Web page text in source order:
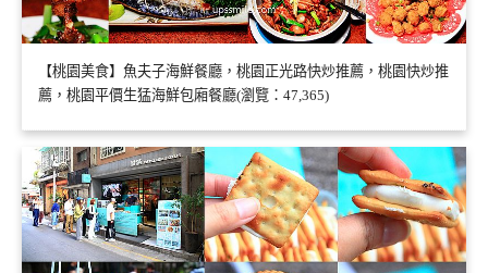
【桃園美食】魚夫子海鮮餐廳，桃園正光路快炒推薦，桃園快炒推
薦，桃園平價生猛海鮮包廂餐廳(瀏覽：47,365)